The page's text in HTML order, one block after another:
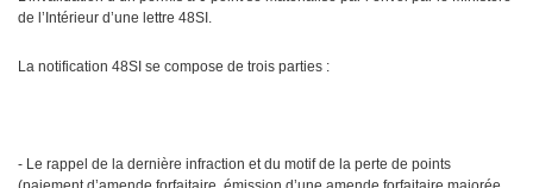
de l’Intérieur d’une lettre 48SI.
La notification 48SI se compose de trois parties :
- Le rappel de la dernière infraction et du motif de la perte de points